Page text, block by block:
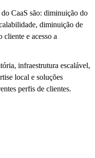
CaaS são: diminuição do
diminuição de
e acesso a
infraestrutura escalável,
local e soluções
perfis de clientes.